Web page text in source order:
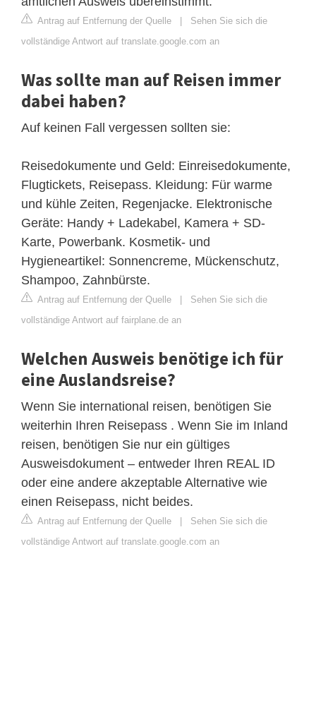
Antrag auf Entfernung der Quelle | Sehen Sie sich die
vollständige Antwort auf translate.google.com an
Was sollte man auf Reisen immer
dabei haben?
Auf keinen Fall vergessen sollten sie:
Reisedokumente und Geld: Einreisedokumente,
Flugtickets, Reisepass. Kleidung: Für warme
und kühle Zeiten, Regenjacke. Elektronische
Geräte: Handy + Ladekabel, Kamera + SD-
Karte, Powerbank. Kosmetik- und
Hygieneartikel: Sonnencreme, Mückenschutz,
Shampoo, Zahnbürste.
Antrag auf Entfernung der Quelle | Sehen Sie sich die
vollständige Antwort auf fairplane.de an
Welchen Ausweis benötige ich für
eine Auslandsreise?
Wenn Sie international reisen, benötigen Sie
weiterhin Ihren Reisepass . Wenn Sie im Inland
reisen, benötigen Sie nur ein gültiges
Ausweisdokument – ​​entweder Ihren REAL ID
oder eine andere akzeptable Alternative wie
einen Reisepass, nicht beides.
Antrag auf Entfernung der Quelle | Sehen Sie sich die
vollständige Antwort auf translate.google.com an